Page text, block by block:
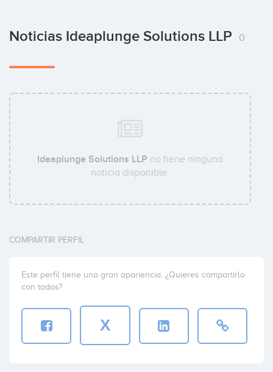
Noticias Ideaplunge Solutions LLP 0
Ideaplunge Solutions LLP no tiene ninguna
noticia disponible.
COMPARTIR PERFIL
Este perfil tiene una gran apariencia. ¿Quieres compartirlo
con todos?
X